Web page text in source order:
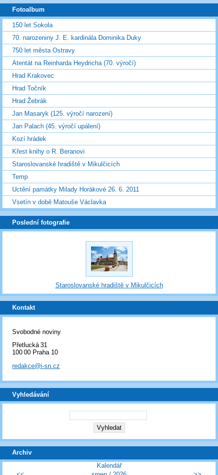
Fotoalbum
150 let Sokola
70. narozeniny J. E. kardinála Dominika Duky
750 let města Ostravy
Atentát na Reinharda Heydricha (70. výročí)
Hrad Krakovec
Hrad Točník
Hrad Žebrák
Jan Masaryk (125. výročí narození)
Jan Palach (45. výročí upálení)
Kozí hrádek
Křest knihy o R. Beranovi
Staroslovanské hradiště v Mikulčicích
Temp
Uctění památky Milady Horákové 26. 6. 2011
Vsetín v době Matouše Václavka
Poslední fotografie
Staroslovanské hradiště v Mikulčicích
Kontakt
Svobodné noviny
Přetlucká 31
100 00 Praha 10
redakce@i-sn.cz
Vyhledávání
Archiv
Kalendář